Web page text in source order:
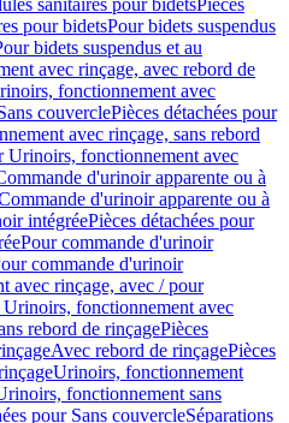
sanitaires pour bidetsPièces
pour bidetsPour bidets suspendus
bidets suspendus et au
avec rinçage, avec rebord de
fonctionnement avec
couverclePièces détachées pour
avec rinçage, sans rebord
Urinoirs, fonctionnement avec
d'urinoir apparente ou à
d'urinoir apparente ou à
intégréePièces détachées pour
Pour commande d'urinoir
commande d'urinoir
avec rinçage, avec / pour
Urinoirs, fonctionnement avec
rebord de rinçagePièces
Avec rebord de rinçagePièces
Urinoirs, fonctionnement
fonctionnement sans
pour Sans couvercleSéparations